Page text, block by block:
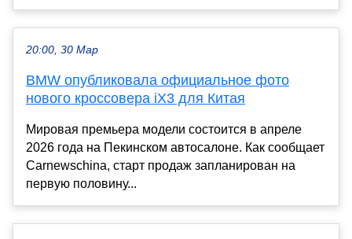
20:00, 30 Мар
BMW опубликовала официальное фото
нового кроссовера iX3 для Китая
Мировая премьера модели состоится в апреле
2026 года на Пекинском автосалоне. Как сообщает
Carnewschina, старт продаж запланирован на
первую половину...